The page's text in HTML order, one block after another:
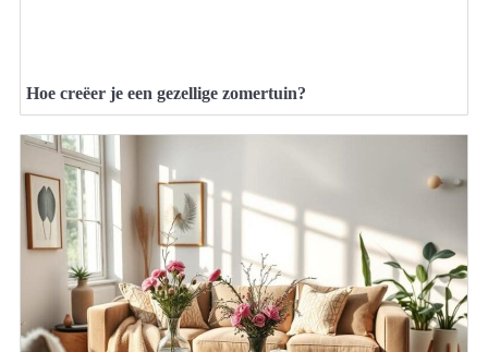
Hoe creëer je een gezellige zomertuin?